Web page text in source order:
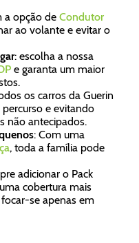
a opção de Condutor
ao volante e evitar o
: escolha a nossa
e garanta um maior
os carros da Guerin
e evitando
não antecipados.
: Com uma
, toda a família pode
adicionar o Pack
cobertura mais
se apenas em